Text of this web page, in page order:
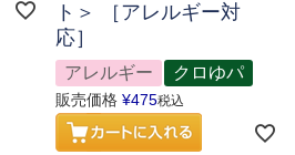
ト＞ ［アレルギー対
応］
アレルギー クロゆパ
販売価格 ¥475税込